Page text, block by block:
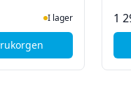
I lager
, Google Nest Wifi Pro
1